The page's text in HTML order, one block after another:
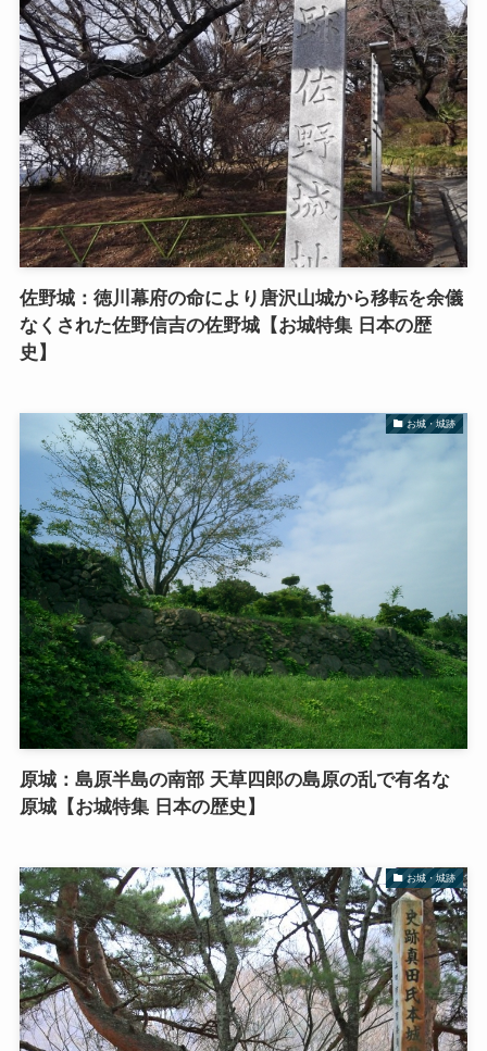
佐野城：徳川幕府の命により唐沢山城から移転を余儀
なくされた佐野信吉の佐野城【お城特集 日本の歴
史】
お城・城跡
原城：島原半島の南部 天草四郎の島原の乱で有名な
原城【お城特集 日本の歴史】
お城・城跡